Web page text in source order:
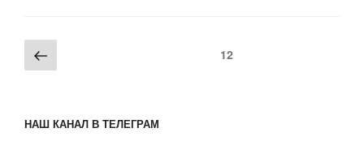
Пагинация
записей
Предыдущая
страница
12
НАШ КАНАЛ В ТЕЛЕГРАМ